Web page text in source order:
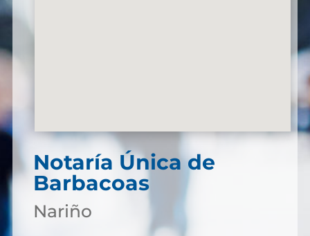
Notaría Única de
Barbacoas
Nariño